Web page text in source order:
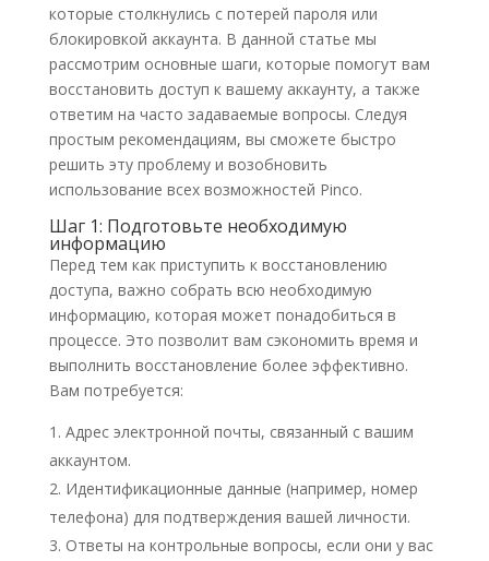
которые столкнулись с потерей пароля или
блокировкой аккаунта. В данной статье мы
рассмотрим основные шаги, которые помогут вам
восстановить доступ к вашему аккаунту, а также
ответим на часто задаваемые вопросы. Следуя
простым рекомендациям, вы сможете быстро
решить эту проблему и возобновить
использование всех возможностей Pinco.
Шаг 1: Подготовьте необходимую
информацию
Перед тем как приступить к восстановлению
доступа, важно собрать всю необходимую
информацию, которая может понадобиться в
процессе. Это позволит вам сэкономить время и
выполнить восстановление более эффективно.
Вам потребуется:
Адрес электронной почты, связанный с вашим
аккаунтом.
Идентификационные данные (например, номер
телефона) для подтверждения вашей личности.
Ответы на контрольные вопросы, если они у вас